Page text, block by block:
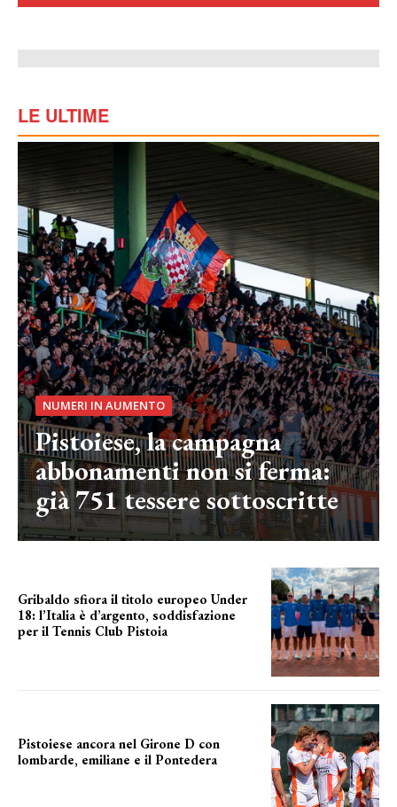
LE ULTIME
NUMERI IN AUMENTO
Pistoiese, la campagna
abbonamenti non si ferma:
già 751 tessere sottoscritte
Gribaldo sfiora il titolo europeo Under
18: l’Italia è d’argento, soddisfazione
per il Tennis Club Pistoia
Pistoiese ancora nel Girone D con
lombarde, emiliane e il Pontedera